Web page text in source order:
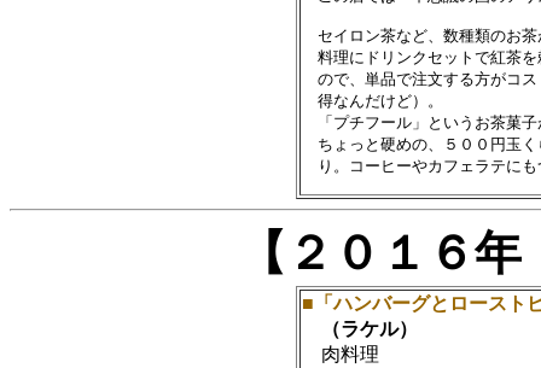
セイロン茶など、数種類のお茶
料理にドリンクセットで紅茶を
ので、単品で注文する方がコス
得なんだけど）。
「プチフール」というお茶菓子
ちょっと硬めの、５００円玉く
【２０１６
■「ハンバーグとロースト
（ラケル）
肉料理